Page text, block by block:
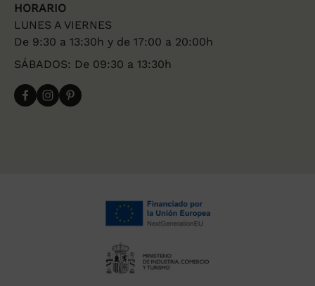
HORARIO
LUNES A VIERNES
De 9:30 a 13:30h y de 17:00 a 20:00h
SÁBADOS: De 09:30 a 13:30h